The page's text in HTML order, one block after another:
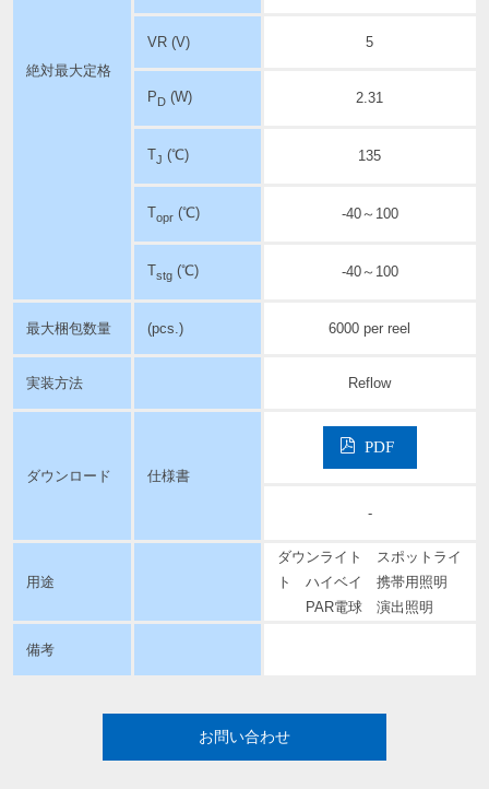
絶対最大定格
VR (V) 5
PD(W) 2.31
TJ (℃) 135
Topr(℃) -40～100
Tstg(℃) -40～100
最大梱包数量 (pcs.) 6000 per reel
実装方法 Reflow
ダウンロード 仕様書
PDF
-
用途
ダウンライト スポットライ
ト ハイベイ 携帯用照明
PAR電球 演出照明
備考
お問い合わせ